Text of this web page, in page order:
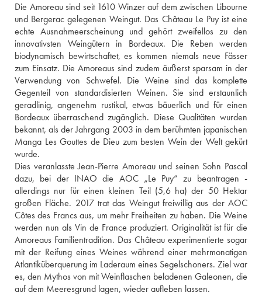
Die Amoreau sind seit 1610 Winzer auf dem zwischen Libourne
und Bergerac gelegenen Weingut. Das Château Le Puy ist eine
echte Ausnahmeerscheinung und gehört zweifellos zu den
innovativsten Weingütern in Bordeaux. Die Reben werden
biodynamisch bewirtschaftet, es kommen niemals neue Fässer
zum Einsatz. Die Amoreaus sind zudem äußerst sparsam in der
Verwendung von Schwefel. Die Weine sind das komplette
Gegenteil von standardisierten Weinen. Sie sind erstaunlich
geradlinig, angenehm rustikal, etwas bäuerlich und für einen
Bordeaux überraschend zugänglich. Diese Qualitäten wurden
bekannt, als der Jahrgang 2003 in dem berühmten japanischen
Manga Les Gouttes de Dieu zum besten Wein der Welt gekürt
wurde.
Dies veranlasste Jean-Pierre Amoreau und seinen Sohn Pascal
dazu, bei der INAO die AOC „Le Puy“ zu beantragen -
allerdings nur für einen kleinen Teil (5,6 ha) der 50 Hektar
großen Fläche. 2017 trat das Weingut freiwillig aus der AOC
Côtes des Francs aus, um mehr Freiheiten zu haben. Die Weine
werden nun als Vin de France produziert. Originalität ist für die
Amoreaus Familientradition. Das Château experimentierte sogar
mit der Reifung eines Weines während einer mehrmonatigen
Atlantiküberquerung im Laderaum eines Segelschoners. Ziel war
es, den Mythos von mit Weinflaschen beladenen Galeonen, die